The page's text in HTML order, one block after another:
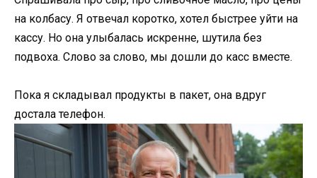
на колбасу. Я отвечал коротко, хотел быстрее уйти на
кассу. Но она улыбалась искренне, шутила без
подвоха. Слово за слово, мы дошли до касс вместе.
Пока я складывал продукты в пакет, она вдруг
достала телефон.